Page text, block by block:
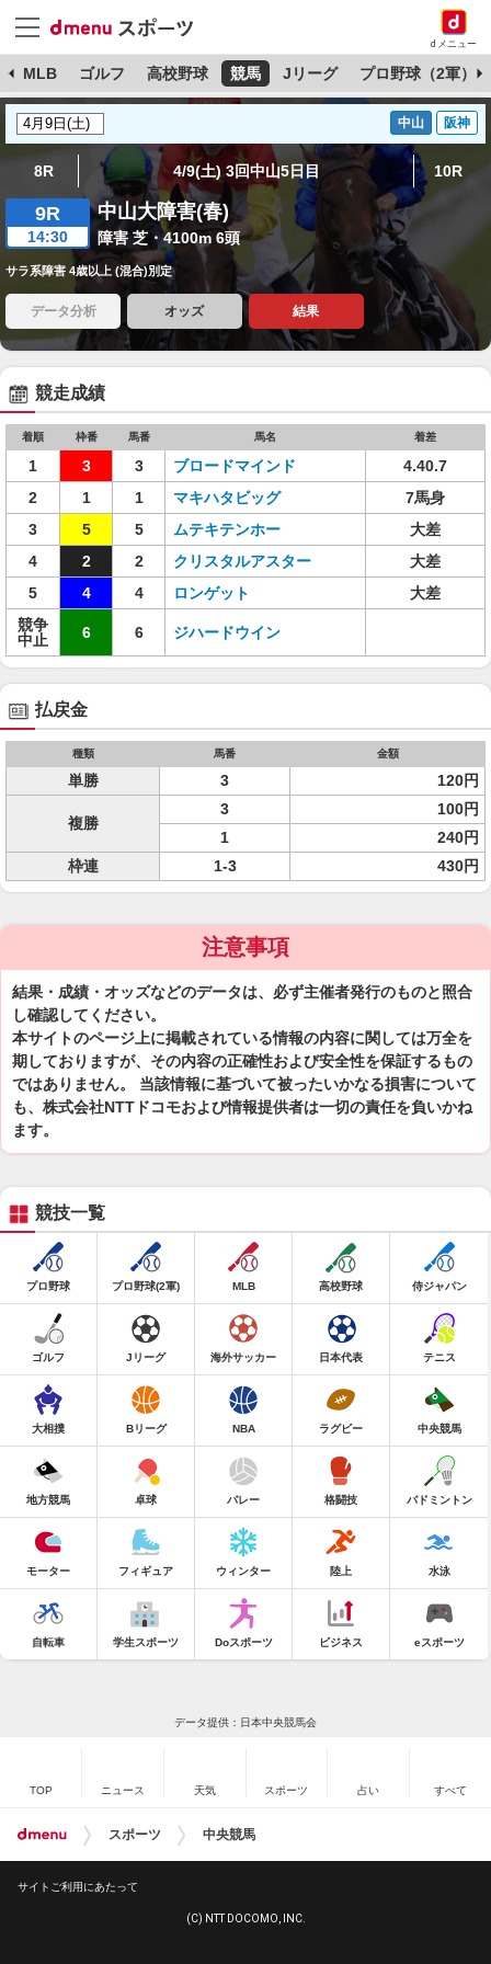
dメニュー
MLB ゴルフ 高校野球 競馬 Jリーグ プロ野球（2軍）
中山 阪神
8R 4/9(土) 3回中山5日目 10R
9R
14:30
中山大障害(春)
障害 芝・4100m 6頭
サラ系障害 4歳以上 (混合)別定
データ分析 オッズ 結果
競走成績
着順 枠番 馬番 馬名 着差
1 3 3 ブロードマインド
4.40.7
2
1 1 マキハタビッグ
7馬身
3
5 5 ムテキテンホー
大差
4
2 2 クリスタルアスター
大差
5
4 4 ロンゲット
大差
競争
中止
6 6 ジハードウイン
払戻金
種類 馬番 金額
単勝 3 120円
複勝
3
100円
1
240円
枠連
1-3 430円
注意事項
結果・成績・オッズなどのデータは、必ず主催者発行のものと照合
し確認してください。
本サイトのページ上に掲載されている情報の内容に関しては万全を
期しておりますが、その内容の正確性および安全性を保証するもの
ではありません。 当該情報に基づいて被ったいかなる損害について
も、株式会社NTTドコモおよび情報提供者は一切の責任を負いかね
ます。
競技一覧
プロ野球 プロ野球(2軍) MLB 高校野球 侍ジャパン
ゴルフ Jリーグ 海外サッカー 日本代表 テニス
大相撲 Bリーグ NBA ラグビー 中央競馬
地方競馬 卓球 バレー 格闘技 バドミントン
モーター フィギュア ウィンター 陸上 水泳
自転車 学生スポーツ Doスポーツ ビジネス eスポーツ
データ提供：日本中央競馬会
TOP ニュース 天気 スポーツ 占い すべて
スポーツ 中央競馬
サイトご利用にあたって
(C) NTT DOCOMO, INC.